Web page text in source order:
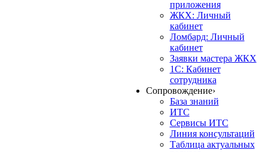
приложения
ЖКХ: Личный
кабинет
Ломбард: Личный
кабинет
Заявки мастера ЖКХ
1С: Кабинет
сотрудника
Сопровождение›
База знаний
ИТС
Сервисы ИТС
Линия консультаций
Таблица актуальных